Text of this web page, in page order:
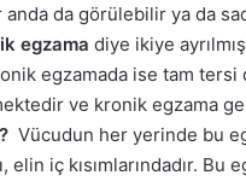
da görülebilir ya da
egzama diye ikiye
egzamada ise tam
ve kronik egzama
Vücudun her yerinde bu
iç kısımlarındadır. Bu